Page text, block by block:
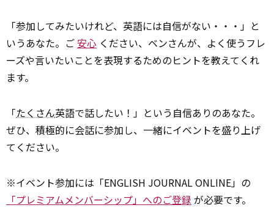
「参加してみたいけれど、英語には自信がない・・・」と
いうあなた。ご 安心 ください、ベンさんが、よく使うフレ
ーズや言いたいことを表現するためのヒントを教えてくれ
ます。
「たくさん英語で話したい！」という自信ありのあなた。
ぜひ、積極的に会話に参加し、一緒にイベントを盛り上げ
てください。
※イベント参加には「ENGLISH JOURNAL ONLINE」の
「プレミアムメンバーシップ」へのご登録 が必要です。